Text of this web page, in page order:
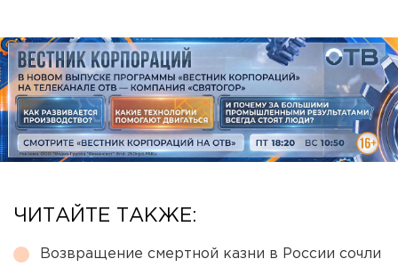
ЧИТАЙТЕ ТАКЖЕ:
Возвращение смертной казни в России сочли